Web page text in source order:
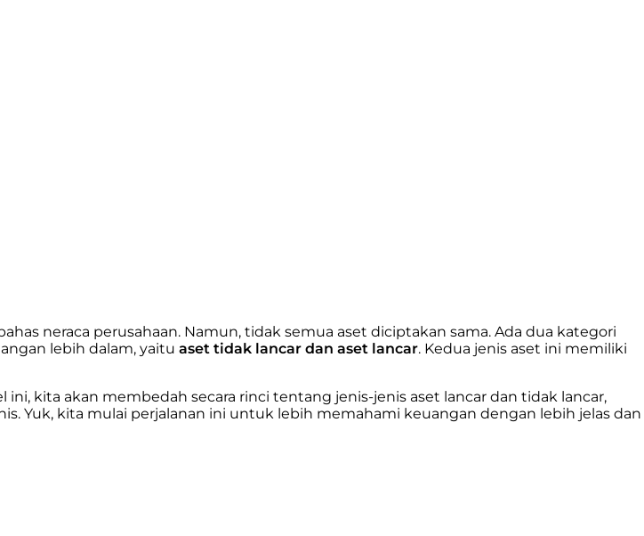
neraca perusahaan. Namun, tidak semua aset diciptakan sama. Ada dua kategori
lebih dalam, yaitu aset tidak lancar dan aset lancar. Kedua jenis aset ini memiliki
kita akan membedah secara rinci tentang jenis-jenis aset lancar dan tidak lancar,
Yuk, kita mulai perjalanan ini untuk lebih memahami keuangan dengan lebih jelas dan